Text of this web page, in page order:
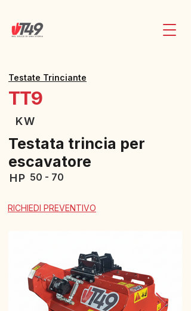
Testate Trinciante
TT9
KW
Testata trincia per
escavatore
HP 50 - 70
RICHIEDI PREVENTIVO